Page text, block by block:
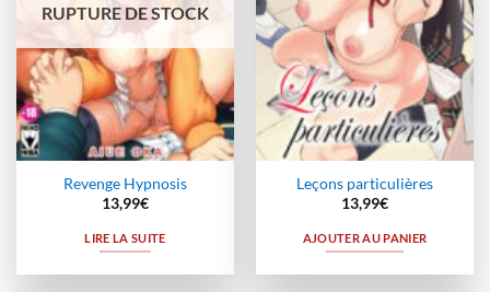
RUPTURE DE STOCK
Revenge Hypnosis
13,99€
LIRE LA SUITE
Leçons particulières
13,99€
AJOUTER AU PANIER